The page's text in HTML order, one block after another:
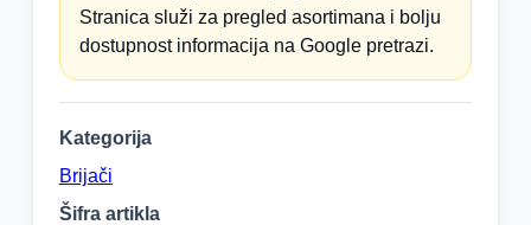
Stranica služi za pregled asortimana i bolju
dostupnost informacija na Google pretrazi.
Kategorija
Brijači
Šifra artikla